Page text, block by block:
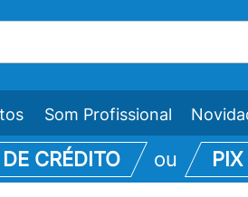
Som Profissional
CRÉDITO ou